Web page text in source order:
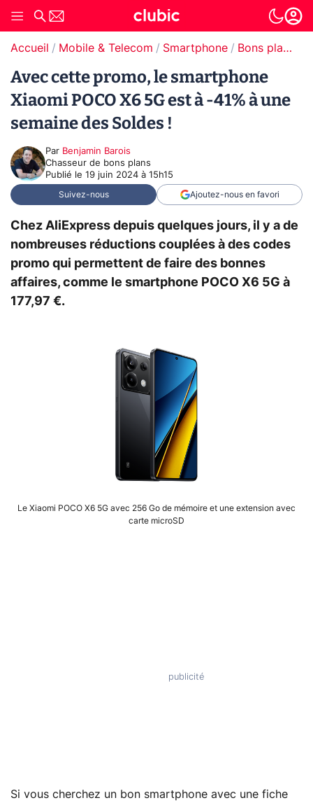
Accueil Mobile & Telecom Smartphone Bons plans Smartphones
Avec cette promo, le smartphone
Xiaomi POCO X6 5G est à -41% à une
semaine des Soldes !
Par Benjamin Barois
Chasseur de bons plans
Publié le 19 juin 2024 à 15h15
Suivez-nous Ajoutez-nous en favori
Chez AliExpress depuis quelques jours, il y a de
nombreuses réductions couplées à des codes
promo qui permettent de faire des bonnes
affaires, comme le smartphone POCO X6 5G à
177,97 €.
Le Xiaomi POCO X6 5G avec 256 Go de mémoire et une extension avec
carte microSD
Si vous cherchez un bon smartphone avec une fiche